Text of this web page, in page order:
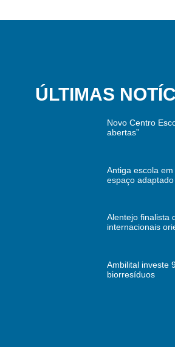
ÚLTIMAS
Novo Centro
abertas”
Antiga escola
espaço
Alentejo finalista
internacionais
Ambilital investe
biorresíduos